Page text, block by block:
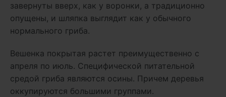
завернуты вверх, как у воронки, а традиционно
опущены, и шляпка выглядит как у обычного
нормального гриба.
Вешенка покрытая растет преимущественно с
апреля по июль. Специфической питательной
средой гриба являются осины. Причем деревья
оккупируются большими группами.